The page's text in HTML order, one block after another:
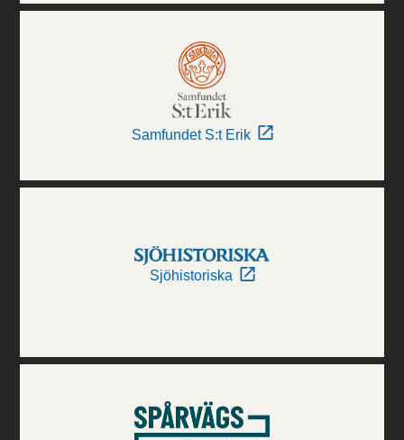
Samfundet S:t Erik
Sjöhistoriska